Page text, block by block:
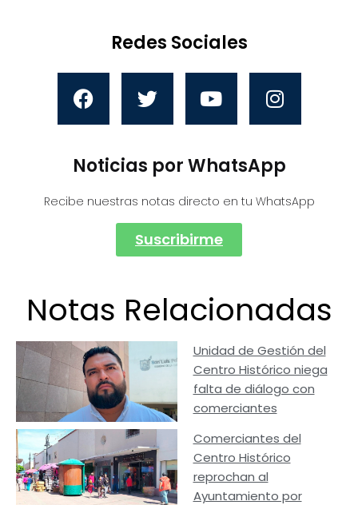
Redes Sociales
Noticias por WhatsApp
Recibe nuestras notas directo en tu WhatsApp
Suscribirme
Notas Relacionadas
Unidad de Gestión del
Centro Histórico niega
falta de diálogo con
comerciantes
Comerciantes del
Centro Histórico
reprochan al
Ayuntamiento por